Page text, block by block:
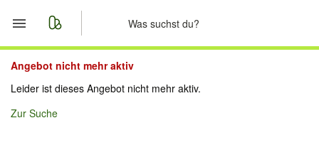
Start
Angebot nicht mehr aktiv
Leider ist dieses Angebot nicht mehr aktiv.
Zur Suche